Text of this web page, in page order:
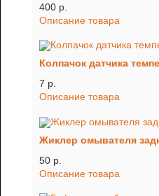
400 p.
Описание товара
Колпачок датчика
7 p.
Описание товара
Жиклер омывателя
50 p.
Описание товара